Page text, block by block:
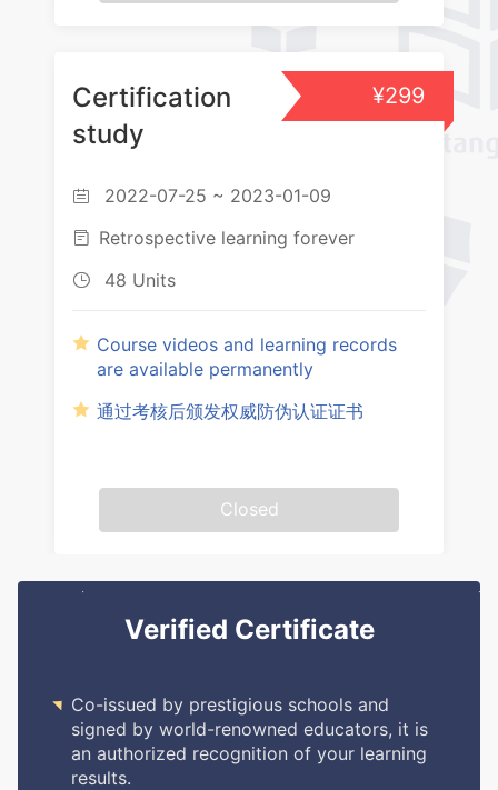
¥299
Certification
study
 2022-07-25 ~ 2023-01-09
 Retrospective learning forever
 48 Units
Course videos and learning records
are available permanently
通过考核后颁发权威防伪认证证书
Closed
Verified Certificate
 Co-issued by prestigious schools and
signed by world-renowned educators, it is
an authorized recognition of your learning
results.